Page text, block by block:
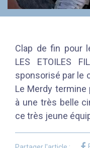
Clap de fin pour
LES ETOILES
sponsorisé par le
Le Merdy termine
à une très belle
ce très jeune